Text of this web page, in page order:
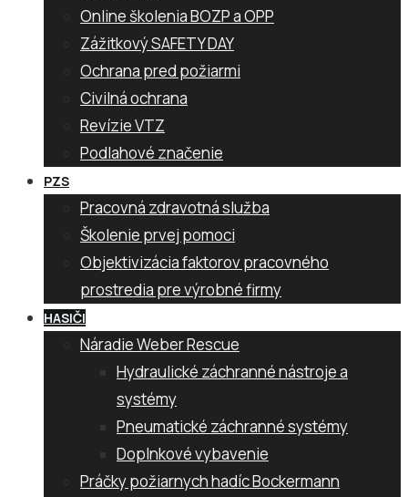
Online školenia BOZP a OPP
Zážitkový SAFETY DAY
Ochrana pred požiarmi
Civilná ochrana
Revízie VTZ
Podlahové značenie
PZS
Pracovná zdravotná služba
Školenie prvej pomoci
Objektivizácia faktorov pracovného
prostredia pre výrobné firmy
HASIČI
Náradie Weber Rescue
Hydraulické záchranné nástroje a
systémy
Pneumatické záchranné systémy
Doplnkové vybavenie
Práčky požiarnych hadíc Bockermann